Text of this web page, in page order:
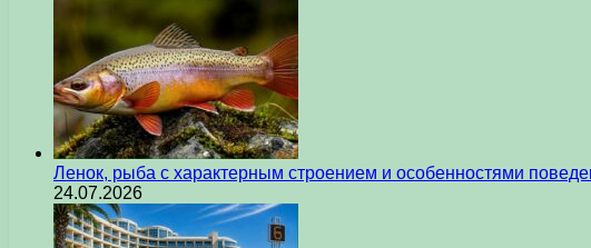
Ленок, рыба с характерным строением и особенностями
24.07.2026